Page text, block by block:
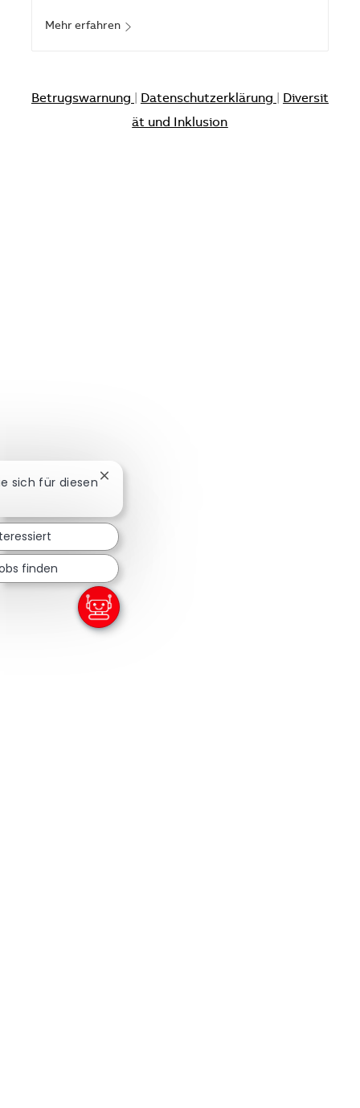
Mehr erfahren
Betrugswarnung Datenschutzerklärung
Diversit
ät und Inklusion
sich für diesen Chatbot-Benachrichtigung schließen
finden